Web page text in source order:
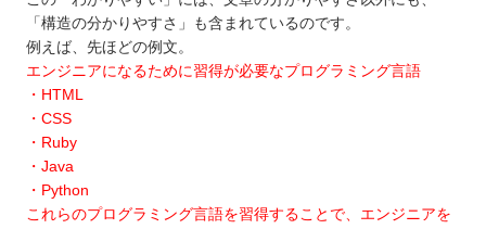
「構造の分かりやすさ」も含まれているのです。
例えば、先ほどの例文。
エンジニアになるために習得が必要なプログラミング言語
・HTML
・CSS
・Ruby
・Java
・Python
これらのプログラミング言語を習得することで、エンジニアを